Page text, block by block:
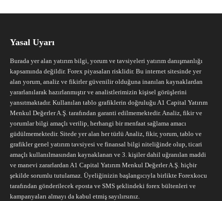
Yasal Uyarı
Burada yer alan yatırım bilgi, yorum ve tavsiyeleri yatırım danışmanlığı
kapsamında değildir. Forex piyasaları risklidir. Bu internet sitesinde yer
alan yorum, analiz ve fikirler güvenilir olduğuna inanılan kaynaklardan
yararlanılarak hazırlanmıştır ve analistlerimizin kişisel görüşlerini
yansıtmaktadır. Kullanılan tablo grafiklerin doğruluğu A1 Capital Yatırım
Menkul Değerler A.Ş. tarafından garanti edilmemektedir. Analiz, fikir ve
yorumlar bilgi amaçlı verilip, herhangi bir menfaat sağlama amacı
güdülmemektedir. Sitede yer alan her türlü Analiz, fikir, yorum, tablo ve
grafikler genel yatırım tavsiyesi ve finansal bilgi niteliğinde olup, ticari
amaçlı kullanılmasından kaynaklanan ve 3. kişiler dahil uğranılan maddi
ve manevi zararlardan A1 Capital Yatırım Menkul Değerler A.Ş. hiçbir
şekilde sorumlu tutulamaz. Üyeliğinizin başlangıcıyla birlikte Forexkocu
tarafından gönderilecek eposta ve SMS şeklindeki forex bültenleri ve
kampanyaları almayı da kabul etmiş sayılırsınız.